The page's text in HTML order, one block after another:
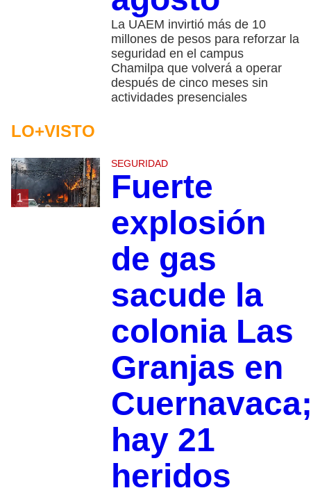
La UAEM invirtió más de 10
millones de pesos para reforzar la
seguridad en el campus
Chamilpa que volverá a operar
después de cinco meses sin
actividades presenciales
LO+VISTO
1
SEGURIDAD
Fuerte
explosión
de gas
sacude la
colonia Las
Granjas en
hay 21
heridos